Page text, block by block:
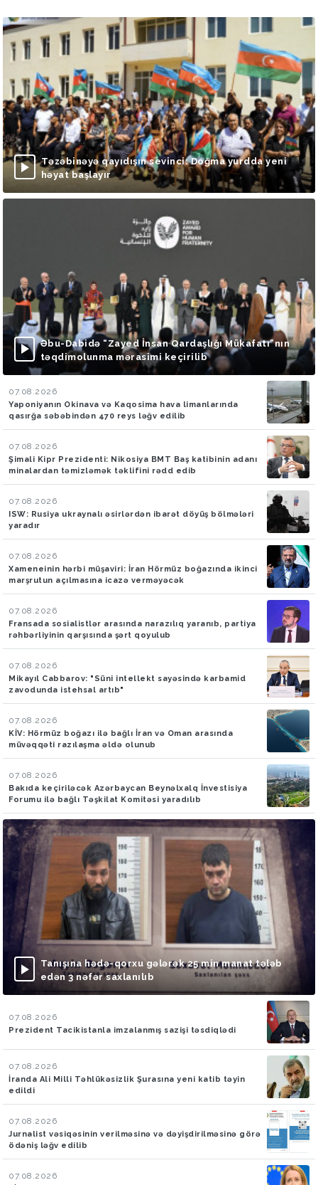
Təzəbinəyə qayıdışın sevinci: Doğma yurdda yeni
həyat başlayır
Əbu-Dabidə “Zayed İnsan Qardaşlığı Mükafatı”nın
təqdimolunma mərasimi keçirilib
07.08.2026
Yaponiyanın Okinava və Kaqosima hava limanlarında
qasırğa səbəbindən 470 reys ləğv edilib
07.08.2026
Şimali Kipr Prezidenti: Nikosiya BMT Baş katibinin adanı
minalardan təmizləmək təklifini rədd edib
07.08.2026
ISW: Rusiya ukraynalı əsirlərdən ibarət döyüş bölmələri
yaradır
07.08.2026
Xameneinin hərbi müşaviri: İran Hörmüz boğazında ikinci
marşrutun açılmasına icazə verməyəcək
07.08.2026
Fransada sosialistlər arasında narazılıq yaranıb, partiya
rəhbərliyinin qarşısında şərt qoyulub
07.08.2026
Mikayıl Cabbarov: "Süni intellekt sayəsində karbamid
zavodunda istehsal artıb"
07.08.2026
KİV: Hörmüz boğazı ilə bağlı İran və Oman arasında
müvəqqəti razılaşma əldə olunub
07.08.2026
Bakıda keçiriləcək Azərbaycan Beynəlxalq İnvestisiya
Forumu ilə bağlı Təşkilat Komitəsi yaradılıb
Tanışına hədə-qorxu gələrək 25 min manat tələb
edən 3 nəfər saxlanılıb
07.08.2026
Prezident Tacikistanla imzalanmış sazişi təsdiqlədi
07.08.2026
İranda Ali Milli Təhlükəsizlik Şurasına yeni katib təyin
edildi
07.08.2026
Jurnalist vəsiqəsinin verilməsinə və dəyişdirilməsinə görə
ödəniş ləğv edilib
07.08.2026